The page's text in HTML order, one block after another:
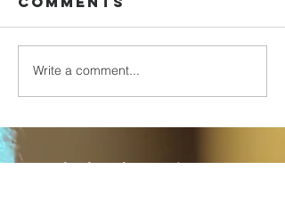
همایش امید مسیحی
Write a comment...
St. Aphrahat the Persian Sage